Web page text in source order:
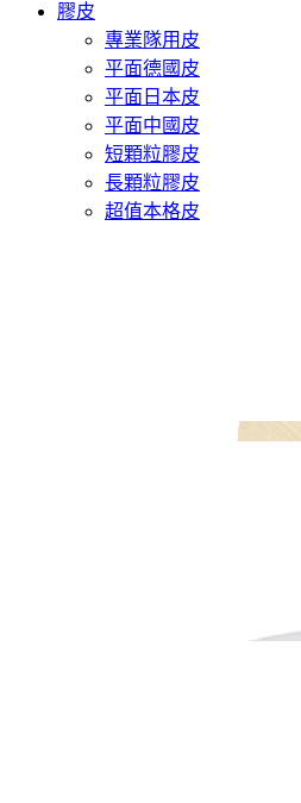
膠皮
專業隊用皮
平面德國皮
平面日本皮
平面中國皮
短顆粒膠皮
長顆粒膠皮
超值本格皮